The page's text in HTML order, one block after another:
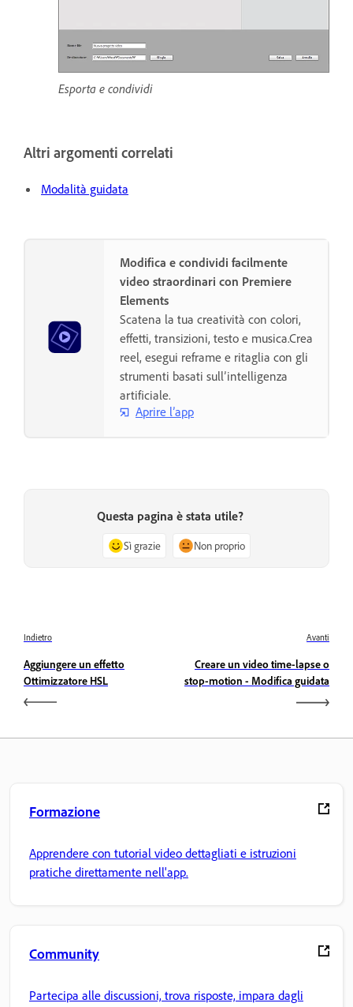
Esporta e condividi
Altri argomenti correlati
Modalità guidata
Modifica e condividi facilmente
video straordinari con Premiere
Elements
Scatena la tua creatività con colori,
effetti, transizioni, testo e musica.Crea
reel, esegui reframe e ritaglia con gli
strumenti basati sull’intelligenza
artificiale.
Aprire l’app
Questa pagina è stata utile?
Sì grazie Non proprio
Indietro
Aggiungere un effetto
Ottimizzatore HSL
Avanti
Creare un video time-lapse o
stop-motion - Modifica guidata
Formazione
Apprendere con tutorial video dettagliati e istruzioni
pratiche direttamente nell'app.
Community
Partecipa alle discussioni, trova risposte, impara dagli